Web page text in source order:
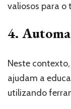
valiosos para o
4.
Neste
ajudam a
utilizando